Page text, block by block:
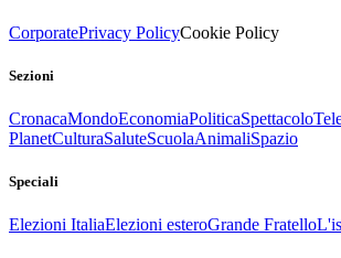
CorporatePrivacy PolicyCookie Policy
Sezioni
CronacaMondoEconomiaPoliticaSpettacolo
PlanetCulturaSaluteScuolaAnimaliSpazio
Speciali
Elezioni ItaliaElezioni esteroGrande Fratello